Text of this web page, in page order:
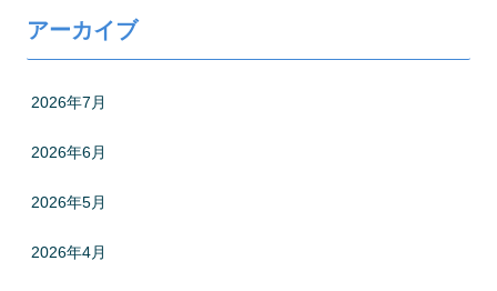
アーカイブ
2026年7月
2026年6月
2026年5月
2026年4月